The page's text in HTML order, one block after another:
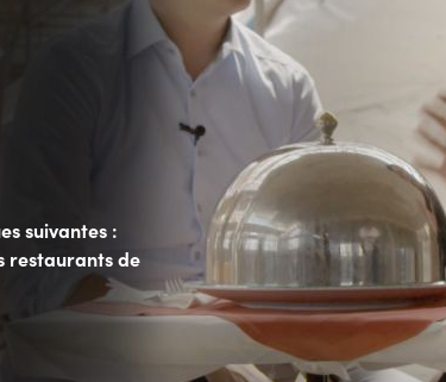
suivantes :
restaurants de